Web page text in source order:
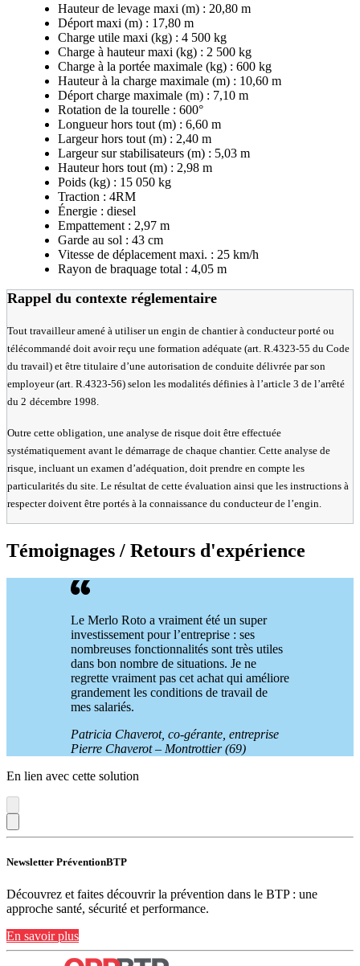
Hauteur de levage maxi (m) : 20,80 m
Déport maxi (m) : 17,80 m
Charge utile maxi (kg) : 4 500 kg
Charge à hauteur maxi (kg) : 2 500 kg
Charge à la portée maximale (kg) : 600 kg
Hauteur à la charge maximale (m) : 10,60 m
Déport charge maximale (m) : 7,10 m
Rotation de la tourelle : 600°
Longueur hors tout (m) : 6,60 m
Largeur hors tout (m) : 2,40 m
Largeur sur stabilisateurs (m) : 5,03 m
Hauteur hors tout (m) : 2,98 m
Poids (kg) : 15 050 kg
Traction : 4RM
Énergie : diesel
Empattement : 2,97 m
Garde au sol : 43 cm
Vitesse de déplacement maxi. : 25 km/h
Rayon de braquage total : 4,05 m
Rappel du contexte réglementaire
Tout travailleur amené à utiliser un engin de chantier à conducteur porté ou
télécommandé doit avoir reçu une formation adéquate (art. R.4323-55 du Code
du travail) et être titulaire d’une autorisation de conduite délivrée par son
employeur (art. R.4323-56) selon les modalités définies à l’article 3 de l’arrêté
du 2 décembre 1998.
Outre cette obligation, une analyse de risque doit être effectuée
systématiquement avant le démarrage de chaque chantier. Cette analyse de
risque, incluant un examen d’adéquation, doit prendre en compte les
particularités du site. Le résultat de cette évaluation ainsi que les instructions à
respecter doivent être portés à la connaissance du conducteur de l’engin.
Témoignages / Retours d'expérience
Le Merlo Roto a vraiment été un super
investissement pour l’entreprise : ses
nombreuses fonctionnalités sont très utiles
dans bon nombre de situations. Je ne
regrette vraiment pas cet achat qui améliore
grandement les conditions de travail de
mes salariés.
Patricia Chaverot, co-gérante, entreprise
Pierre Chaverot – Montrottier (69)
En lien avec cette solution
Newsletter PréventionBTP
Découvrez et faites découvrir la prévention dans le BTP : une
approche santé, sécurité et performance.
En savoir plus